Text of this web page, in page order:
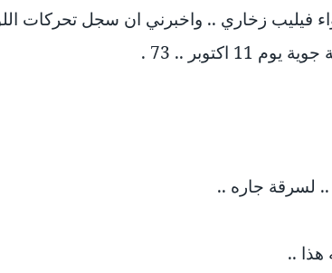
.. 73 .
.. لسرقة جاره ..
هذا ..